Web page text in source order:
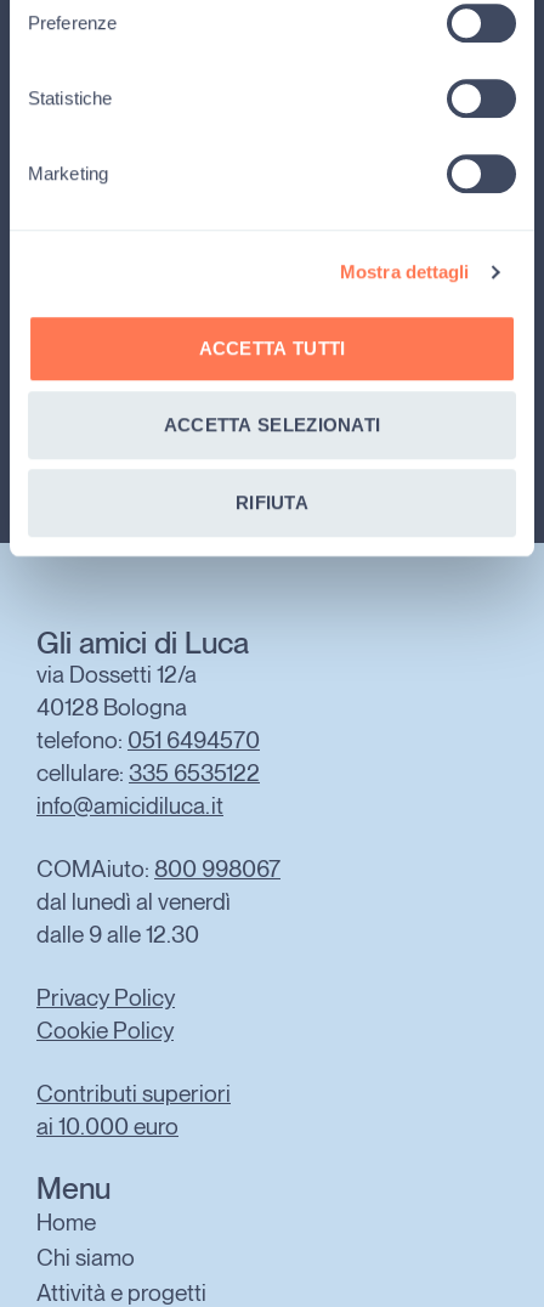
Preferenze
Statistiche
Marketing
Mostra dettagli
ACCETTA TUTTI
ACCETTA SELEZIONATI
RIFIUTA
Ambito di interesse
Leggi laPrivacy Policye rimani aggiornato su tutte le novità, i
progetti, le attività e le storie di Gli amici di Luca, e ricevi il
Gli amici di Luca
via Dossetti 12/a
40128 Bologna
telefono: 051 6494570
cellulare: 335 6535122
info@amicidiluca.it
COMAiuto: 800 998067
dal lunedì al venerdì
dalle 9 alle 12.30
Privacy Policy
Cookie Policy
Contributi superiori
ai 10.000 euro
Menu
Home
Chi siamo
Attività e progetti